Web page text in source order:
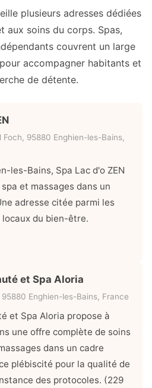
plusieurs adresses dédiées
aux soins du corps. Spas,
couvrent un large
accompagner habitants et
de détente.
Foch, 95880 Enghien-les-Bains,
les-Bains, Spa Lac d'o ZEN
et massages dans un
adresse citée parmi les
du bien-être.
et Spa Aloria
Enghien-les-Bains, France
et Spa Aloria propose à
une offre complète de soins
dans un cadre
plébiscité pour la qualité de
des protocoles. (229